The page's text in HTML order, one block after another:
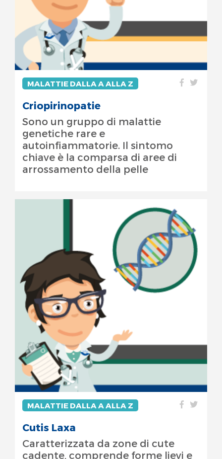
MALATTIE DALLA A ALLA Z
Criopirinopatie
Sono un gruppo di malattie
genetiche rare e
autoinfiammatorie. Il sintomo
chiave è la comparsa di aree di
arrossamento della pelle
MALATTIE DALLA A ALLA Z
Cutis Laxa
Caratterizzata da zone di cute
cadente, comprende forme lievi e